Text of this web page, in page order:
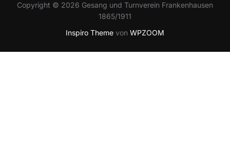
Copyright © 2026 Gesang und Turnverein Frankenhausen
1865/1911
Inspiro Theme von WPZOOM